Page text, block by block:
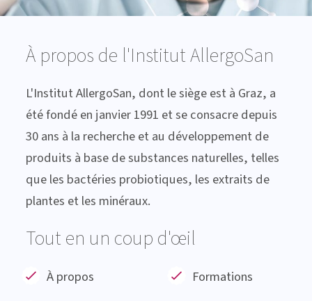
À propos de l'Institut AllergoSan
L'Institut AllergoSan, dont le siège est à Graz, a
été fondé en janvier 1991 et se consacre depuis
30 ans à la recherche et au développement de
produits à base de substances naturelles, telles
que les bactéries probiotiques, les extraits de
plantes et les minéraux.
Tout en un coup d'œil
À propos
Formations